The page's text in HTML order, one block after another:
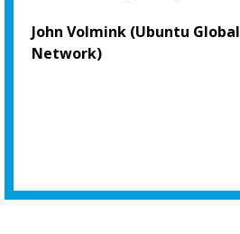
John Volmink (Ubuntu Global
Network)